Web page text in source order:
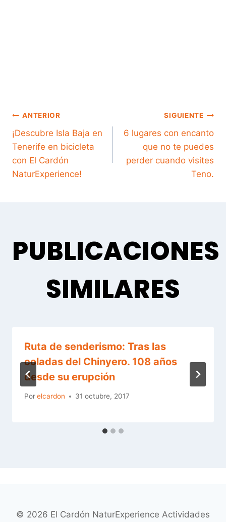
NAVEGACIÓN
DE
ANTERIOR
¡Descubre Isla Baja en
Tenerife en bicicleta
con El Cardón
NaturExperience!
SIGUIENTE
6 lugares con encanto
que no te puedes
perder cuando visites
Teno.
PUBLICACIONES
SIMILARES
Ruta de senderismo: Tras las
coladas del Chinyero. 108 años
desde su erupción
Porelcardon 31 octubre, 2017
© 2026 El Cardón NaturExperience Actividades